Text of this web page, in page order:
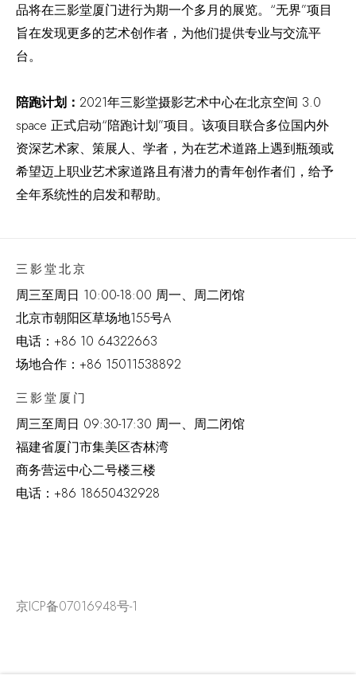
品将在三影堂厦门进行为期一个多月的展览。“无界”项目
旨在发现更多的艺术创作者，为他们提供专业与交流平
台。
陪跑计划： 2021年三影堂摄影艺术中心在北京空间 3.0
space 正式启动“陪跑计划”项目。该项目联合多位国内外
资深艺术家、策展人、学者，为在艺术道路上遇到瓶颈或
希望迈上职业艺术家道路且有潜力的青年创作者们，给予
全年系统性的启发和帮助。
三影堂北京
周三至周日 10:00-18:00 周一、周二闭馆
北京市朝阳区草场地155号A
电话： +86 10 64322663
场地合作：+86 15011538892
三影堂厦门
周三至周日 09:30-17:30 周一、周二闭馆
福建省厦门市集美区杏林湾
商务营运中心二号楼三楼
电话： +86 18650432928
京ICP备07016948号-1